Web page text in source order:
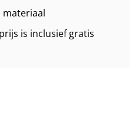
materiaal
is inclusief gratis